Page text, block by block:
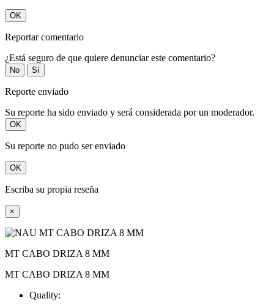
OK
Reportar comentario
¿Está seguro de que quiere denunciar este comentario?
No Sí
Reporte enviado
Su reporte ha sido enviado y será considerada por un moderador.
OK
Su reporte no pudo ser enviado
OK
Escriba su propia reseña
×
MT CABO DRIZA 8 MM
MT CABO DRIZA 8 MM
Quality: